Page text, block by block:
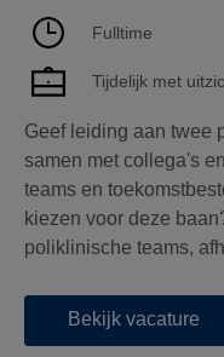
Fulltime
Tijdelijk met
Geef leiding aan twee
samen met collega's
teams en
kiezen voor deze
poliklinische teams,
Bekijk vacature